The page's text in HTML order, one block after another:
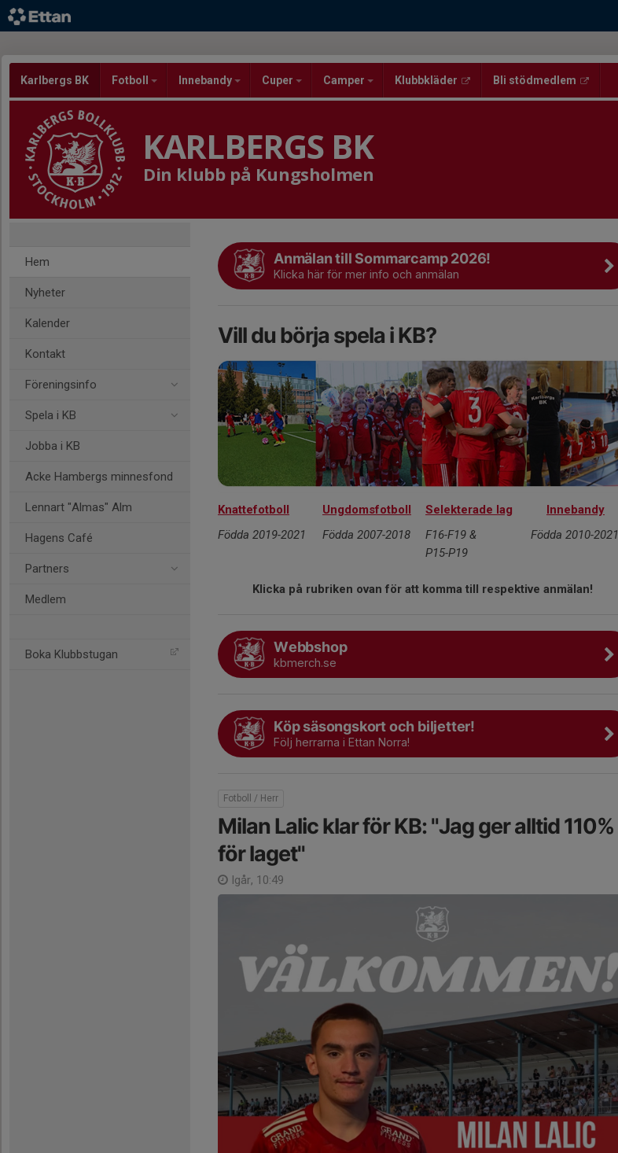
Karlbergs BK Fotboll Innebandy Cuper Camper Klubbkläder Bli stödmedlem
KARLBERGS BK
Din klubb på Kungsholmen
Hem
Nyheter
Kalender
Kontakt
Föreningsinfo
Spela i KB
Jobba i KB
Acke Hambergs minnesfond
Lennart "Almas" Alm
Hagens Café
Partners
Medlem
Boka Klubbstugan
Anmälan till Sommarcamp 2026!
Klicka här för mer info och anmälan
Vill du börja spela i KB?
Knattefotboll Ungdomsfotboll Selekterade lag
Innebandy
Födda 2019-2021
Födda 2007-2018
F16-F19 &
P15-P19
Födda 2010-2021
Klicka på rubriken ovan för att komma till respektive anmälan!
Webbshop
kbmerch.se
Köp säsongskort och biljetter!
Följ herrarna i Ettan Norra!
Fotboll / Herr
Milan Lalic klar för KB: "Jag ger alltid 110%
för laget"
Igår, 10:49